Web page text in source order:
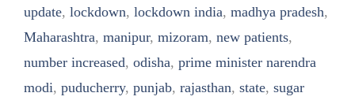
update, lockdown, lockdown india, madhya pradesh,
Maharashtra, manipur, mizoram, new patients,
number increased, odisha, prime minister narendra
modi, puducherry, punjab, rajasthan, state, sugar